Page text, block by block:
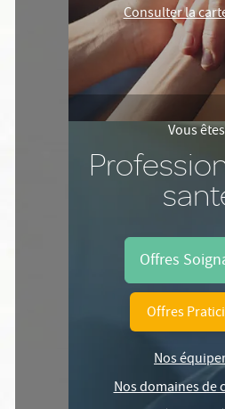
Consulter la
Vous
Offres
Offres
Nos
Nos domaines de